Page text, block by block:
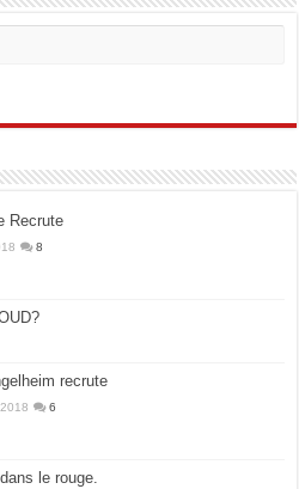
Recrute
8
recrute
6
le rouge.